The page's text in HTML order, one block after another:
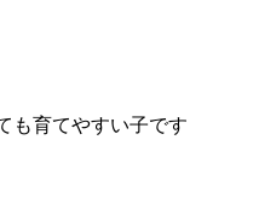
も育てやすい子です